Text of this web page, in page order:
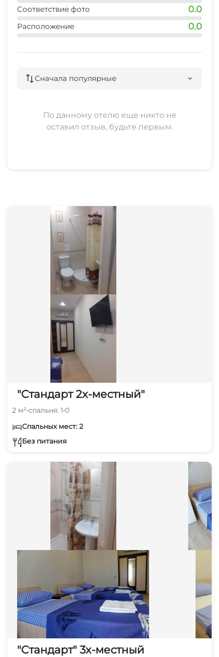
Соответствие фото 0.0
Расположение 0.0
Сначала популярные
По данному отелю еще никто не
оставил отзыв, будьте первым.
"Стандарт 2х-местный"
2 м²•спальня: 1•0
Спальных мест: 2
Без питания
"Стандарт" 3х-местный